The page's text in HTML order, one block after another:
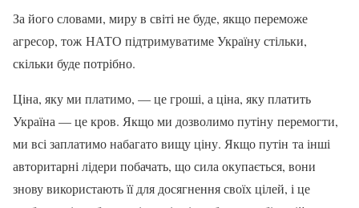
За його словами, миру в світі не буде, якщо переможе
агресор, тож НАТО підтримуватиме Україну стільки,
скільки буде потрібно.
Ціна, яку ми платимо, — це гроші, а ціна, яку платить
Україна — це кров. Якщо ми дозволимо путіну перемогти,
ми всі заплатимо набагато вищу ціну. Якщо путін та інші
авторитарні лідери побачать, що сила окупається, вони
знову використають її для досягнення своїх цілей, і це